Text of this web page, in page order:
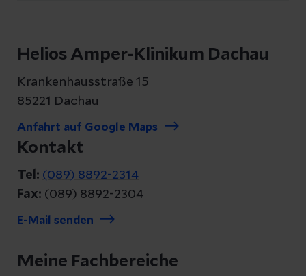
Helios Amper-Klinikum Dachau
Krankenhausstraße 15
85221 Dachau
Anfahrt auf Google Maps
Kontakt
Tel: (089) 8892-2314
Fax: (089) 8892-2304
E-Mail senden
Meine Fachbereiche